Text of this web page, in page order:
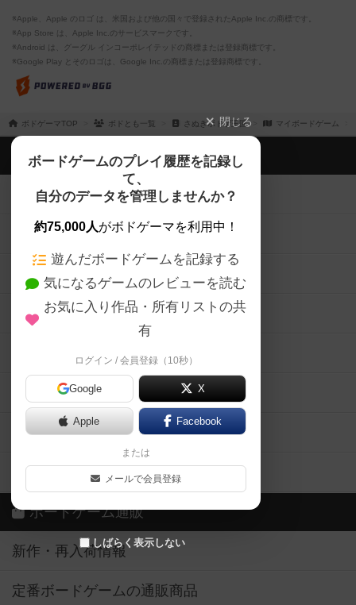
※Apple、Apple のロゴ は、米国および他の国々で登録されたApple Inc.の商標です。
※App Store は、Apple Inc.のサービスマークです。
※Android は、グーグル インコーポレイテッドの商標または登録商標です。
※Google Play とそのロゴは、Google Inc.の商標または登録商標です。
ボドゲーマTOP ボドとも一覧 さぬきボドゲ王国 マイボードゲーム
閉じる
ボードゲームのプレイ履歴を記録し
て、
自分のデータを管理しませんか？
約75,000人がボドゲーマを利用中！
遊んだボードゲームを記録する
気になるゲームのレビューを読む
お気に入り作品・所有リストの共
有
ログイン / 会員登録（10秒）
Google X
Apple Facebook
または
メールで会員登録
しばらく表示しない
ボドゲーマTOP
ボードゲームを検索する
ボードゲームの新着レビュー
ボードゲーム会情報
メカニクス特集
掲示板・トピックス
ボドとも・会員一覧
ボードゲーム業界コラム
ボドゲーマご利用案内
ボードゲーム通販
新作・再入荷情報
定番ボードゲームの通販商品